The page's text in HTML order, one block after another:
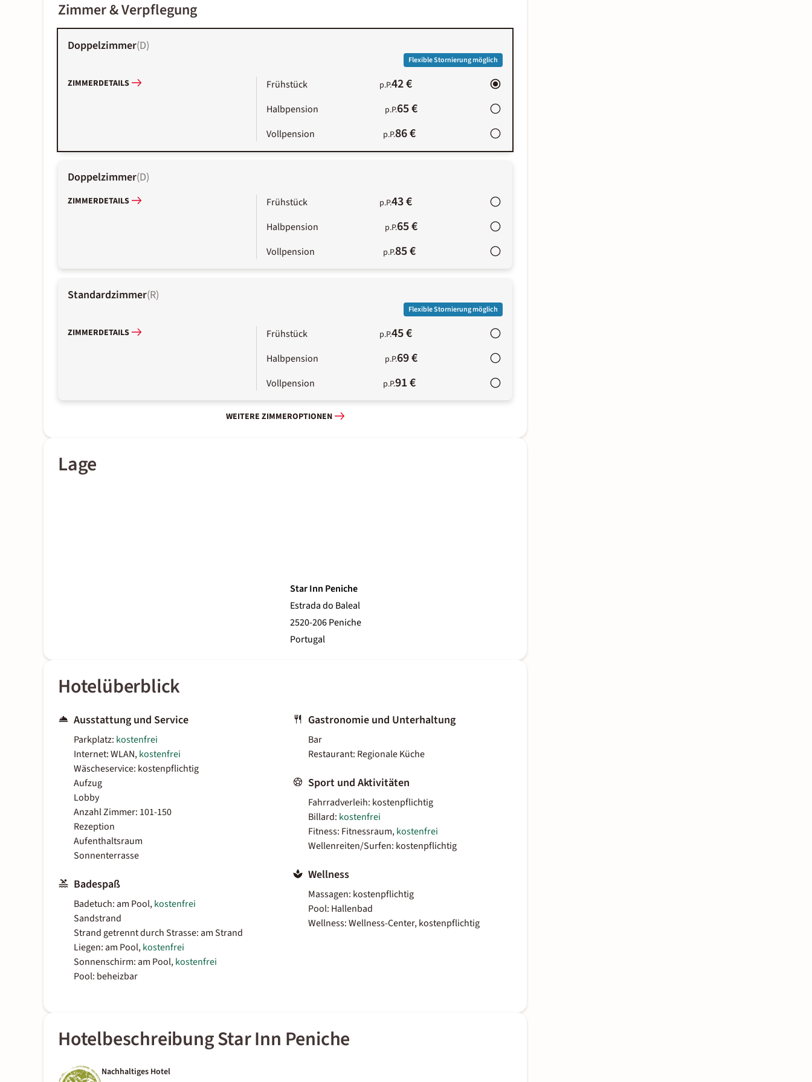
Zimmer & Verpflegung
Doppelzimmer(D)
Flexible Stornierung möglich
ZIMMERDETAILS Frühstück p.P.42 €
Halbpension p.P.65 €
Vollpension p.P.86 €
Doppelzimmer(D)
ZIMMERDETAILS Frühstück p.P.43 €
Halbpension p.P.65 €
Vollpension p.P.85 €
Standardzimmer(R)
Flexible Stornierung möglich
ZIMMERDETAILS Frühstück p.P.45 €
Halbpension p.P.69 €
Vollpension p.P.91 €
WEITERE ZIMMEROPTIONEN
Lage
Star Inn Peniche
Estrada do Baleal
2520-206 Peniche
Portugal
Hotelüberblick
Ausstattung und Service
Parkplatz: kostenfrei
Internet: WLAN,kostenfrei
Wäscheservice: kostenpflichtig
Aufzug
Lobby
Anzahl Zimmer: 101-150
Rezeption
Aufenthaltsraum
Sonnenterrasse
Badespaß
Badetuch: am Pool,kostenfrei
Sandstrand
Strand getrennt durch Strasse: am Strand
Liegen: am Pool,kostenfrei
Sonnenschirm: am Pool,kostenfrei
Pool: beheizbar
Gastronomie und Unterhaltung
Bar
Restaurant: Regionale Küche
Sport und Aktivitäten
Fahrradverleih: kostenpflichtig
Billard: kostenfrei
Fitness: Fitnessraum,kostenfrei
Wellenreiten/Surfen: kostenpflichtig
Wellness
Massagen: kostenpflichtig
Pool: Hallenbad
Wellness: Wellness-Center, kostenpflichtig
Hotelbeschreibung Star Inn Peniche
Nachhaltiges Hotel